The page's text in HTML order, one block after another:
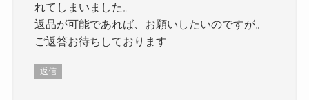
れてしまいました。
返品が可能であれば、お願いしたいのですが。
ご返答お待ちしております
返信